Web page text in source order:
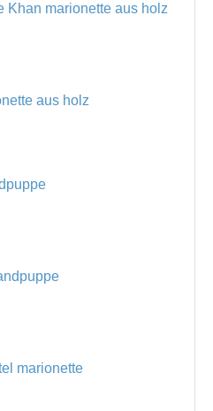
Khan marionette aus holz
aus holz
marionette